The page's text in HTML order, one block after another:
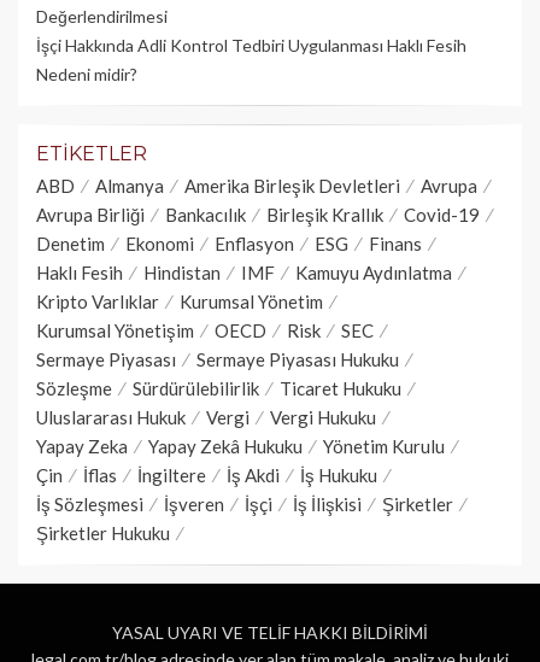
Değerlendirilmesi
İşçi Hakkında Adli Kontrol Tedbiri Uygulanması Haklı Fesih
Nedeni midir?
ETIKETLER
ABD Almanya Amerika Birleşik Devletleri
Avrupa
Avrupa Birliği
Bankacılık Birleşik Krallık
Covid-19
Denetim
Ekonomi Enflasyon ESG
Finans
Haklı Fesih
Hindistan IMF
Kamuyu Aydınlatma
Kripto Varlıklar
Kurumsal Yönetim
Kurumsal Yönetişim
OECD Risk
SEC
Sermaye Piyasası
Sermaye Piyasası Hukuku
Sözleşme
Sürdürülebilirlik
Ticaret Hukuku
Uluslararası Hukuk
Vergi
Vergi Hukuku
Yapay Zeka
Yapay Zekâ Hukuku
Yönetim Kurulu
Çin
İflas İngiltere İş Akdi
İş Hukuku
İş Sözleşmesi
İşveren İşçi İş İlişkisi
Şirketler
Şirketler Hukuku
YASAL UYARI VE TELİF HAKKI BİLDİRİMİ